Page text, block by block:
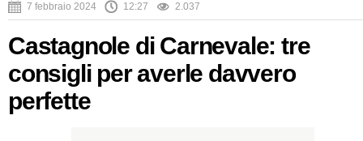
7 febbraio 2024 12:27 2.037
Castagnole di Carnevale: tre
consigli per averle davvero
perfette